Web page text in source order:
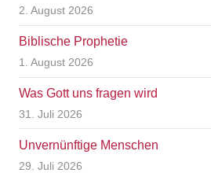
2. August 2026
Biblische Prophetie
1. August 2026
Was Gott uns fragen wird
31. Juli 2026
Unvernünftige Menschen
29. Juli 2026